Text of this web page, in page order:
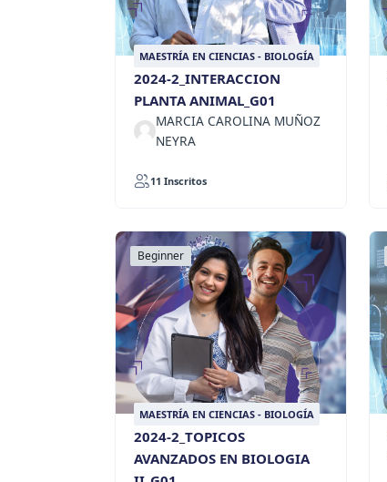
MAESTRÍA EN CIENCIAS - BIOLOGÍA
2024-2_INTERACCION
PLANTA ANIMAL_G01
MARCIA CAROLINA MUÑOZ
NEYRA
11 Inscritos
Beginner
MAESTRÍA EN CIENCIAS - BIOLOGÍA
2024-2_TOPICOS
AVANZADOS EN BIOLOGIA